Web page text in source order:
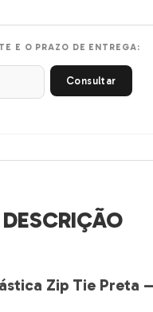
E O PRAZO DE ENTREGA:
Consultar
DESCRIÇÃO
Zip Tie Preta